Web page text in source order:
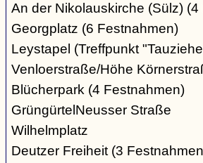
An der Nikolauskirche (Sülz)
Georgplatz (6 Festnahmen)
Leystapel (Treffpunkt
Venloerstraße/Höhe
Blücherpark (4 Festnahmen)
GrüngürtelNeusser Straße
Wilhelmplatz
Deutzer Freiheit (3